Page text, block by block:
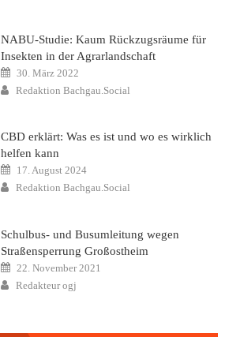
NABU-Studie: Kaum Rückzugsräume für
Insekten in der Agrarlandschaft
Posted
on
30. März 2022
Author
Redaktion Bachgau.Social
CBD erklärt: Was es ist und wo es wirklich
helfen kann
Posted
on
17. August 2024
Author
Redaktion Bachgau.Social
Schulbus- und Busumleitung wegen
Straßensperrung Großostheim
Posted
on
22. November 2021
Author
Redakteur ogj